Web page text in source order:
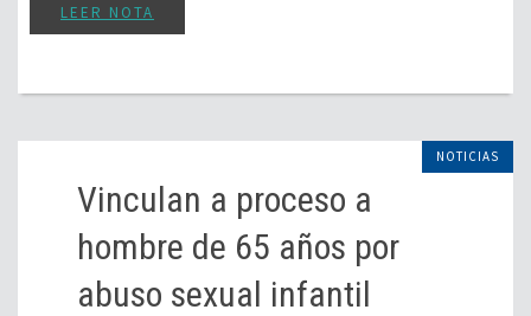
LEER NOTA
NOTICIAS
Vinculan a proceso a
hombre de 65 años por
abuso sexual infantil